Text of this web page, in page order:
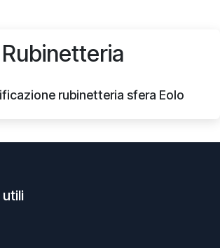
Rubinetteria
rubinetteria sfera Eolo